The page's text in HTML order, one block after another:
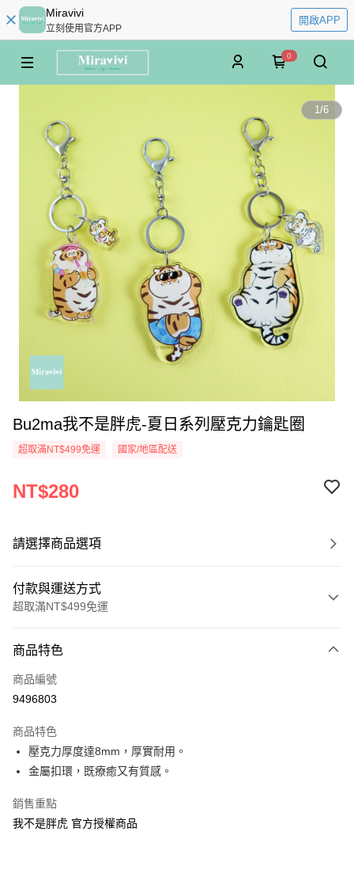
Miravivi
立刻使用官方APP
開啟APP
0
1/6
Bu2ma我不是胖虎-夏日系列壓克力鑰匙圈
超取滿NT$499免運 國家/地區配送
NT$280
請選擇商品選項
付款與運送方式
超取滿NT$499免運
信用卡一次付款
超商取貨付款
Apple Pay
街口支付
悠遊付
商品特色
商品編號
9496803
商品特色
壓克力厚度達8mm，厚實耐用。
金屬扣環，既療癒又有質感。
銷售重點
我不是胖虎 官方授權商品